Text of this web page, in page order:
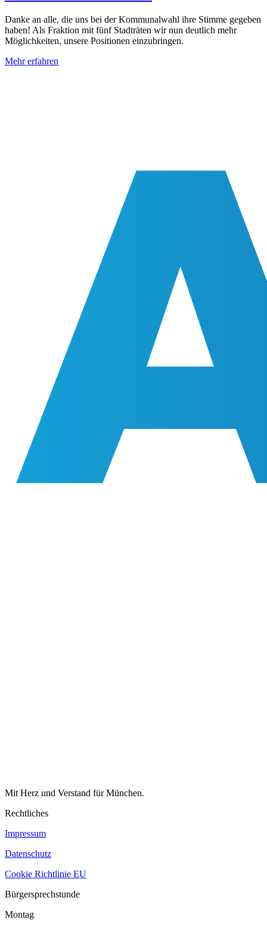
Danke an alle, die uns bei der Kommunalwahl ihre Stimme gegeben
haben! Als Fraktion mit fünf Stadträten wir nun deutlich mehr
Möglichkeiten, unsere Positionen einzubringen.
Mehr erfahren
Mit Herz und Verstand für München.
Rechtliches
Impressum
Datenschutz
Cookie Richtlinie EU
Bürgersprechstunde
Montag